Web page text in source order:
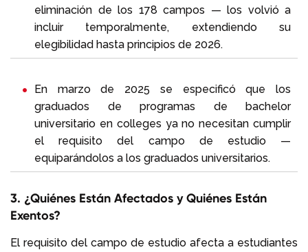
eliminación de los 178 campos — los volvió a
incluir temporalmente, extendiendo su
elegibilidad hasta principios de 2026.
En marzo de 2025 se especificó que los
graduados de programas de bachelor
universitario en colleges ya no necesitan cumplir
el requisito del campo de estudio —
equiparándolos a los graduados universitarios.
3. ¿Quiénes Están Afectados y Quiénes Están
Exentos?
El requisito del campo de estudio afecta a estudiantes